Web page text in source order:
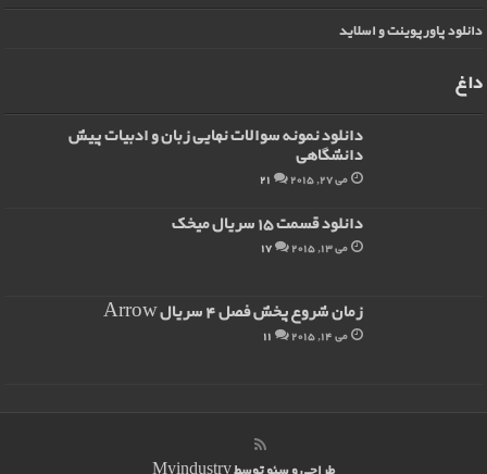
دانلود پاورپوینت و اسلاید
داغ
دانلود نمونه سوالات نهایی زبان و ادبیات پیش
دانشگاهی
می 27, 2015 21
دانلود قسمت 15 سریال میخک
می 13, 2015 17
زمان شروع پخش فصل 4 سریال Arrow
می 14, 2015 11